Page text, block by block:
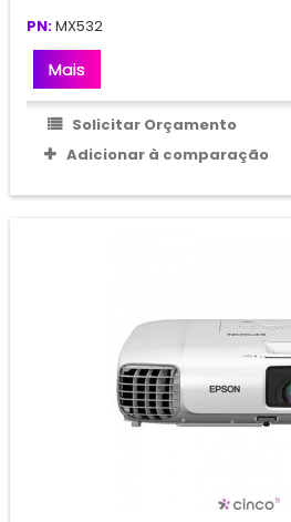
PN:MX532
Mais
Solicitar Orçamento
Adicionar à comparação